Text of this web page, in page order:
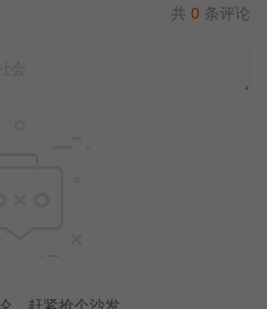
共 0 条评论
，赶紧抢个沙发